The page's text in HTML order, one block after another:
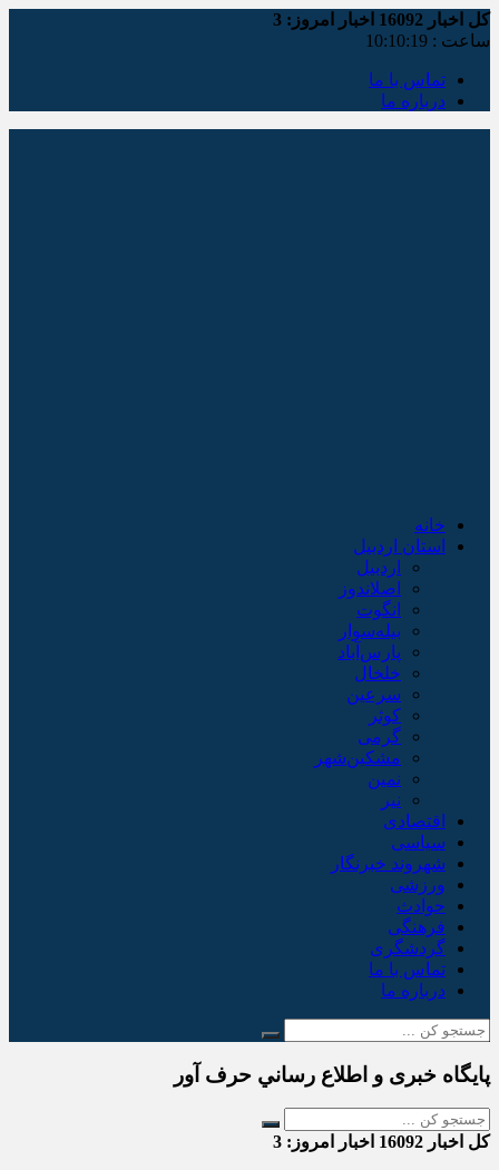
کل اخبار اخبار امروز: 3
ساعت : 10:10:20
تماس با ما
درباره ما
خانه
استان اردبیل
اردبیل
اصلاندوز
انگوت
بیله‌سوار
پارس‌آباد
خلخال
سرعین
کوثر
گرمی
مشکین‌شهر
نمین
نیر
اقتصادی
سیاسی
شهروند خبرنگار
ورزشی
حوادث
فرهنگی
گردشگری
تماس با ما
درباره ما
پایگاه خبری و اطلاع رساني حرف آور
کل اخبار اخبار امروز: 3